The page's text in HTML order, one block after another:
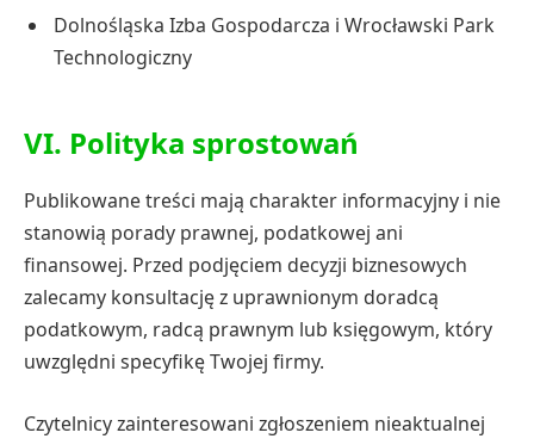
Dolnośląska Izba Gospodarcza i Wrocławski Park
Technologiczny
VI. Polityka sprostowań
Publikowane treści mają charakter informacyjny i nie
stanowią porady prawnej, podatkowej ani
finansowej. Przed podjęciem decyzji biznesowych
zalecamy konsultację z uprawnionym doradcą
podatkowym, radcą prawnym lub księgowym, który
uwzględni specyfikę Twojej firmy.
Czytelnicy zainteresowani zgłoszeniem nieaktualnej